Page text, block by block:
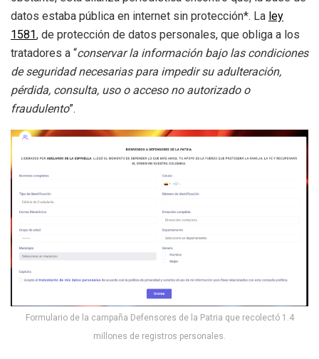
datos estaba pública en internet sin protección*. La ley
1581, de protección de datos personales, que obliga a los
tratadores a “conservar la información bajo las condiciones
de seguridad necesarias para impedir su adulteración,
pérdida, consulta, uso o acceso no autorizado o
fraudulento”.
Formulario de la campaña Defensores de la Patria que recolectó 1.4
millones de registros personales.